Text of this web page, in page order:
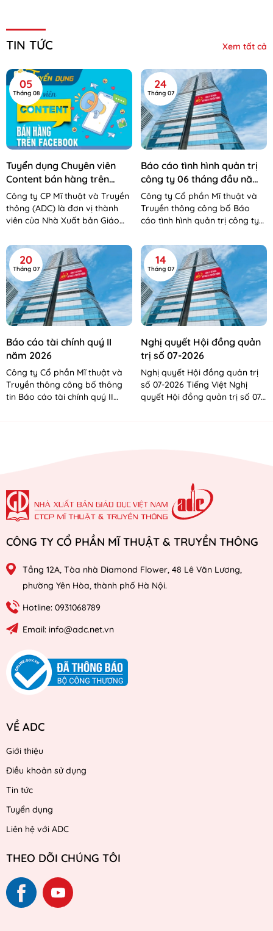
TIN TỨC Xem tất cả
05
Tháng 08
Tuyển dụng Chuyên viên
Content bán hàng trên
Facebook
Công ty CP Mĩ thuật và Truyền
thông (ADC) là đơn vị thành
viên của Nhà Xuất bản Giáo
Đào tạo. Công...
24
Tháng 07
Báo cáo tình hình quản trị
công ty 06 tháng đầu năm
2026
Công ty Cổ phần Mĩ thuật và
Truyền thông công bố Báo
cáo tình hình quản trị công ty
cáo tình hình QTCT 06 tháng...
20
Tháng 07
Báo cáo tài chính quý II
năm 2026
Công ty Cổ phần Mĩ thuật và
Truyền thông công bố thông
tin Báo cáo tài chính quý II
14
Tháng 07
Nghị quyết Hội đồng quản
trị số 07-2026
Nghị quyết Hội đồng quản trị
số 07-2026 Tiếng Việt Nghị
quyết Hội đồng quản trị số 07-
CÔNG TY CỔ PHẦN MĨ THUẬT & TRUYỀN THÔNG
Tầng 12A, Tòa nhà Diamond Flower, 48 Lê Văn Lương,
phường Yên Hòa, thành phố Hà Nội.
Hotline: 0931068789
Email: info@adc.net.vn
VỀ ADC
Giới thiệu
Điều khoản sử dụng
Tin tức
Tuyển dụng
Liên hệ với ADC
THEO DÕI CHÚNG TÔI